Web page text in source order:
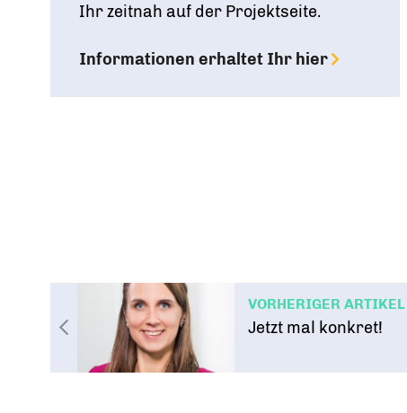
Ihr zeitnah auf der Projektseite.
Informationen erhaltet Ihr hier
VORHERIGER
Jetzt mal konkret!